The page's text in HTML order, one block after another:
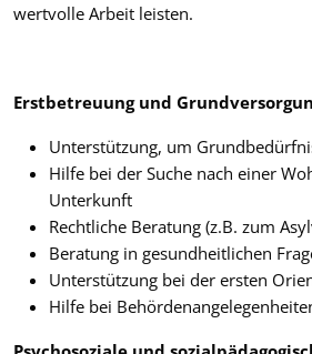
wertvolle Arbeit leisten.
Erstbetreuung und
Unterstützung, um
Hilfe bei der Suche nach einer
Unterkunft
Rechtliche Beratung (z.B. zum
Beratung in gesundheitlichen
Unterstützung bei der ersten
Hilfe bei